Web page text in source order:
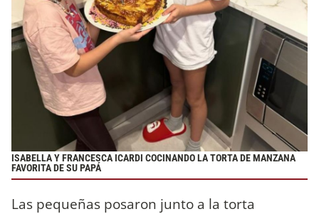
ISABELLA Y FRANCESCA ICARDI COCINANDO LA TORTA DE MANZANA
FAVORITA DE SU PAPÁ
Las pequeñas posaron junto a la torta